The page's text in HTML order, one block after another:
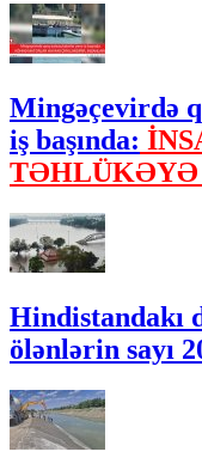
Mingəçevirdə
iş başında:
TƏHLÜKƏYƏ
Hindistandakı
ölənlərin sayı